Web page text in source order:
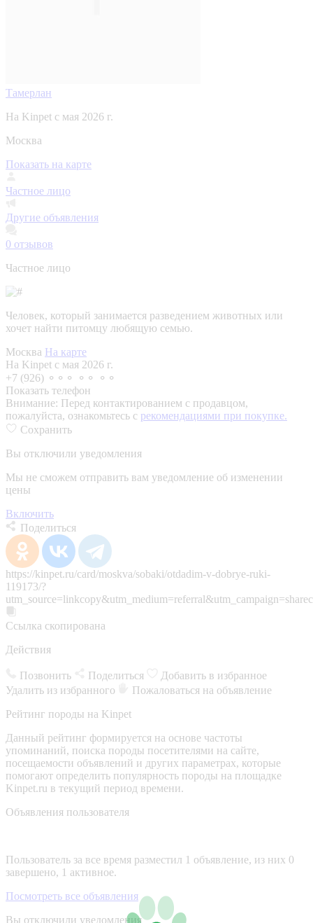
Тамерлан
На Kinpet c мая 2026 г.
Москва
Показать на карте
Частное лицо
Другие объявления
0 отзывов
Частное лицо
Человек, который занимается разведением животных или
хочет найти питомцу любящую семью.
Москва На карте
На Kinpet c мая 2026 г.
+7 (926) ⚬⚬⚬ ⚬⚬ ⚬⚬
Показать телефон
Внимание: Перед контактированием с продавцом,
пожалуйста, ознакомьтесь с рекомендациями при покупке.
Сохранить
Вы отключили уведомления
Мы не сможем отправить вам уведомление об изменении
цены
Включить
Поделиться
https://kinpet.ru/card/moskva/sobaki/otdadim-v-dobrye-ruki-
119173/?
Ссылка скопирована
Действия
Позвонить Поделиться
Добавить в избранное
Удалить из избранного
Пожаловаться на объявление
Рейтинг породы на Kinpet
Данный рейтинг формируется на основе частоты
упоминаний, поиска породы посетителями на сайте,
посещаемости объявлений и других параметрах, которые
помогают определить популярность породы на площадке
Kinpet.ru в текущий период времени.
Объявления пользователя
Пользователь за все время разместил 1 объявление, из них 0
завершено, 1 активное.
Посмотреть все объявления
Вы отключили уведомления